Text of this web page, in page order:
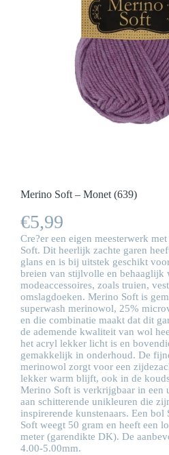
Merino Soft – Monet (639)
€5,99
Cre?er een eigen meesterwerk
Soft. Dit heerlijk zachte garen
glans en is bij uitstek geschikt
breien van stijlvolle en behaaglijk
modeaccessoires, zoals truien,
omslagdoeken. Merino Soft is
superwash merinowol, 25%
en die combinatie maakt dat dit
de ademende kwaliteit van wol
het acryl lekker licht is en
gemakkelijk in onderhoud. De
merinowol zorgt voor een
lekker warm blijft, ook in de
Merino Soft is verkrijgbaar in een
aan schitterende unikleuren die
inspirerende kunstenaars. Een bol
Soft weegt 50 gram en heeft een
meter (garendikte DK). De
4.00-5.00mm.